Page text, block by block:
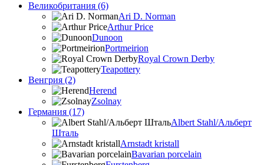
Великобритания (6)
Ari D. Norman
Arthur Price
Dunoon
Portmeirion
Royal Crown Derby
Teapottery
Венгрия (2)
Herend
Zsolnay
Германия (17)
Albert Stahl/Альбеpт
Шталь
Arnstadt kristall
Bavarian porcelain